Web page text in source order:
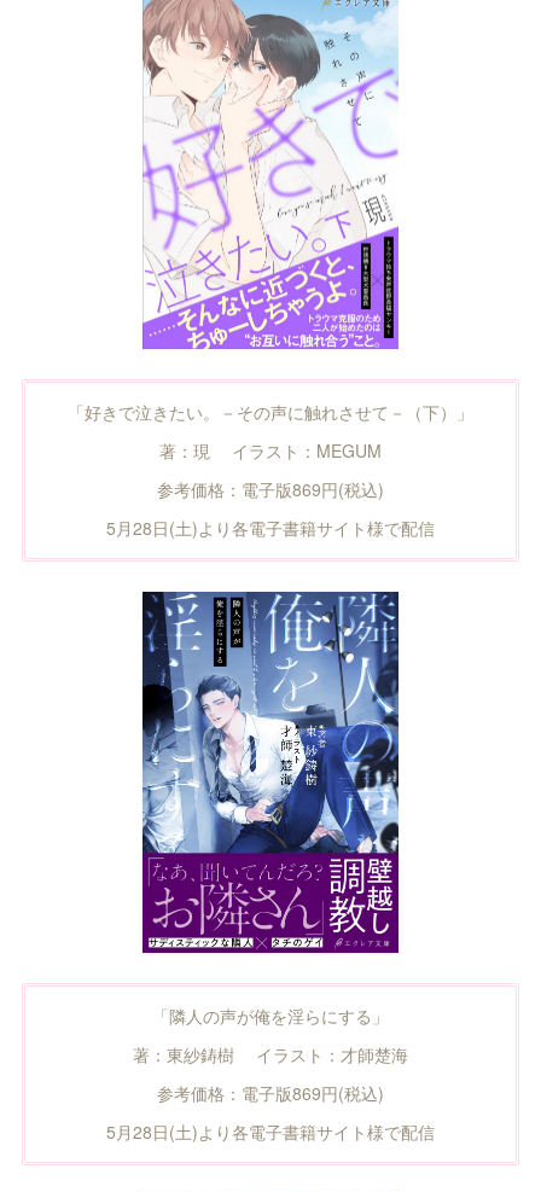
「好きで泣きたい。－その声に触れさせて－（下）」
著：現 イラスト：MEGUM
参考価格：電子版869円(税込)
5月28日(土)より各電子書籍サイト様で配信
「隣人の声が俺を淫らにする」
著：東紗鋳樹 イラスト：才師楚海
参考価格：電子版869円(税込)
5月28日(土)より各電子書籍サイト様で配信